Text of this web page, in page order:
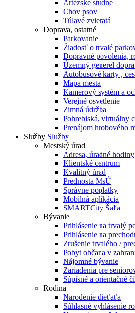
Artézske studne
Chov psov
Túlavé zvieratá
Doprava, ostatné
Parkovanie
Žiadosť o trvalé
Dopravné povolenia,
Územný generel
Autobusové karty ,
Mapa mesta
Kamerový systém a
Verejné osvetlenie
Zimná údržba
Pohrebiská, virtuálny
Prenájom hrobového
Služby Služby
Mestský úrad
Adresa, úradné hodiny
Klientské centrum
Kvalitný úrad
Prednosta MsÚ
Správne poplatky
Mobilná aplikácia
SMARTCity Šaľa
Bývanie
Prihlásenie na trvalý
Prihlásenie na
Zrušenie trvalého /
Pobyt občana v
Nájomné bývanie
Zariadenia pre
Súpisné a orientačné
Rodina
Narodenie dieťaťa
Súhlasné vyhlásenie